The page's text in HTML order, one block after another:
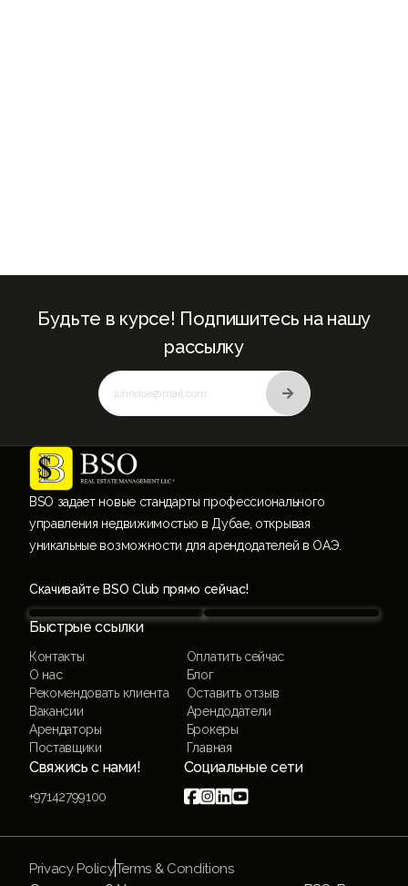
BSO задает новые стандарты профессионального
управления недвижимостью в Дубае, открывая
уникальные возможности для арендодателей в ОАЭ.
Скачивайте BSO Club прямо сейчас!
Быстрые ссылки
Контакты
Оплатить сейчас
О нас
Блог
Рекомендовать клиента
Оставить отзыв
Вакансии
Арендодатели
Арендаторы
Брокеры
Поставщики
Главная
Свяжись с нами!
+97142799100
Социальные сети

Будьте в курсе! Подпишитесь на нашу
рассылку
Privacy PolicyTerms & Conditions